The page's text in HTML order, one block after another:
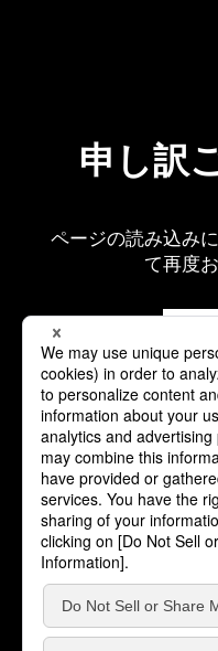
申し訳
ページの読み込み
て再度